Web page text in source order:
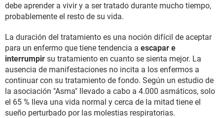
debe aprender a vivir y a ser tratado durante mucho tiempo,
probablemente el resto de su vida.
La duración del tratamiento es una noción difícil de aceptar
para un enfermo que tiene tendencia a escapar e
interrumpir su tratamiento en cuanto se sienta mejor. La
ausencia de manifestaciones no incita a los enfermos a
continuar con su tratamiento de fondo. Según un estudio de
la asociación "Asma" llevado a cabo a 4.000 asmáticos, solo
el 65 % lleva una vida normal y cerca de la mitad tiene el
sueño perturbado por las molestias respiratorias.